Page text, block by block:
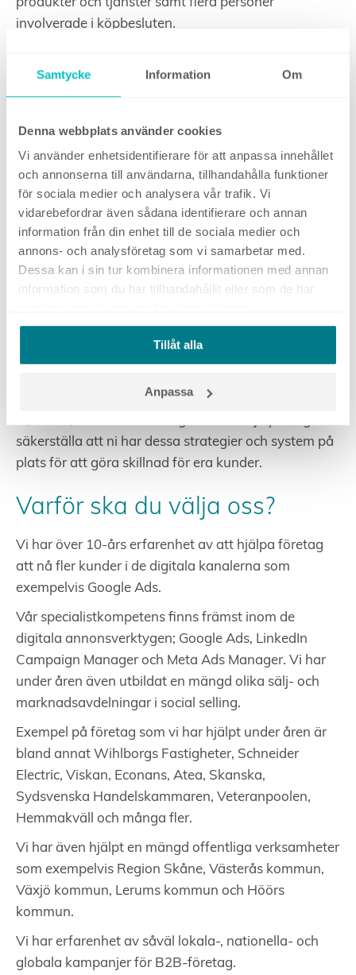
Samtycke Information Om
Denna webbplats använder cookies
Vi använder enhetsidentifierare för att anpassa innehållet
och annonserna till användarna, tillhandahålla funktioner
för sociala medier och analysera vår trafik. Vi
vidarebefordrar även sådana identifierare och annan
information från din enhet till de sociala medier och
annons- och analysföretag som vi samarbetar med.
Dessa kan i sin tur kombinera informationen med annan
information som du har tillhandahållit eller som de har
Tillåt alla
Anpassa
produkter och tjänster samt flera personer
involverade i köpbesluten.
effektiv kombination av kanaler, verktyg och
metoder för att driva kvalificerade leads och för att
lång sikt.
Den större delen av era potentiella kunder letar inte
aktivt efter era produkter eller tjänster och därför
behöver marknadsaktiviteterna anpassas utifrån
detta genom att tillhandahålla relevant, intressant
och användbart innehåll för kunderna genom de
digitala kanalerna.
strategier och system för att förflytta era potentiella
kunder genom köpresan.
B2B-företag inom olika branscher som exempelvis
säkerställa att ni har dessa strategier och system på
plats för att göra skillnad för era kunder.
Varför ska du välja oss?
Vi har över 10-års erfarenhet av att hjälpa företag
att nå fler kunder i de digitala kanalerna som
exempelvis Google Ads.
Vår specialistkompetens finns främst inom de
digitala annonsverktygen; Google Ads, LinkedIn
Campaign Manager och Meta Ads Manager. Vi har
under åren även utbildat en mängd olika sälj- och
marknadsavdelningar i social selling.
Exempel på företag som vi har hjälpt under åren är
bland annat Wihlborgs Fastigheter, Schneider
Electric, Viskan, Econans, Atea, Skanska,
Sydsvenska Handelskammaren, Veteranpoolen,
Hemmakväll och många fler.
Vi har även hjälpt en mängd offentliga verksamheter
som exempelvis Region Skåne, Västerås kommun,
Växjö kommun, Lerums kommun och Höörs
kommun.
Vi har erfarenhet av såväl lokala-, nationella- och
globala kampanjer för B2B-företag.